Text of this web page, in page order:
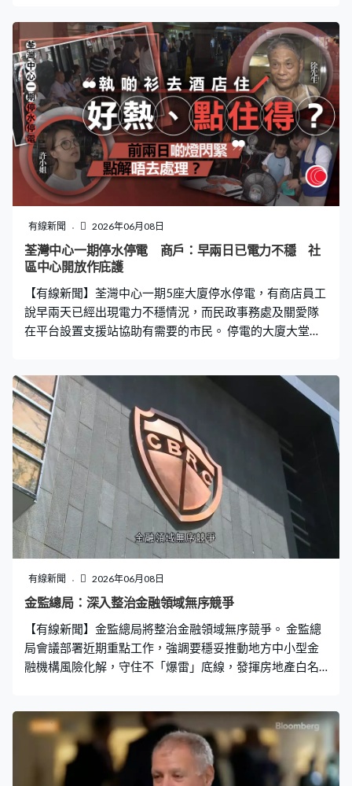
習近平夫婦獻花。中方一行其後在車隊護送下轉到金日成
廣場，出席盛大歡迎儀式。廣場正中懸掛著兩黨兩國最高
領導人巨幅肖像，廣場兩旁分別有「友誼萬古長青」、
「牢不可破的朝中友誼團結萬歲」中朝兩文大字橫幅。 習
近平與金正恩登上檢閱台後軍樂團奏起雙方國歌，又鳴放
21響禮炮。兩人再一同檢閱北韓三軍儀仗隊，有隊員高呼
「祝習近平同志身體健康」，在儀式後再轉到錦繡山迎賓
館會談。 習近平指願以這次訪問契機，加強對新時期中朝
關係的頂層設計和戰略指引，推動中朝關係與時俱進，更
好造福兩國和人民，為地區乃至世界和平穩定及發展繁榮
作出積極貢獻。習近平又提出「三個不變」，指無論國際
形勢如何變化，中國黨和政府高度重視中朝傳統友好的堅
定立場不會改變，對金正恩領導北韓社會主義事業的堅定
堅定決心不會改變。 另外又對發展中朝關係提出四
有線新聞 2026年06月08日
荃灣中心一期停水停電 商戶：早兩日已電力不穩 社
區中心開放作庇護
【有線新聞】荃灣中心一期5座大廈停水停電，有商店員工
說早兩天已經出現電力不穩情況，而民政事務處及關愛隊
在平台設置支援站協助有需要的市民。 停電的大廈大堂漆
開始停電，上海樓8樓住戶許先生：「打電話去管理處、控
制室也打不通，後來打通就說要搶修，要星期二下午才有
水電。今晚都要在這過，是熱一些、沒有冷氣。（記者：
也是會回單位？）對。」 有居民就選擇先去其他地方渡過
這一晚。天津樓8樓住戶徐先生：「回來收拾衣服，換洗的
衣服去酒店住。很熱、好像蒸汽浴，如何住一晚？」 商店
都要停業，並且將雪櫃移去附近沒受影響的商場。「跳掣
當下我們每個人、街坊都在吵，『有冇搞錯、突然停
電』、『已經早兩天燈在閃為何不處理』，所以現在才這
樣，電錶房都『燒咗』。」 大廈管理處發通告，一期總掣
房系統故障，要緊急更換零件，屋苑5座大廈及商場所有單
位和公共電力以及供水全部暫停。有長者住戶不適，需要
由救護車送院，而民政事務處及關愛隊亦在屋苑平台設置
支援站，提供充電設施、電風扇等給予居民使用。 有區議
員說約1,000戶住戶及80戶商戶，
有線新聞 2026年06月08日
金監總局：深入整治金融領域無序競爭
【有線新聞】金監總局將整治金融領域無序競爭。 金監總
局會議部署近期重點工作，強調要穩妥推動地方中小型金
融機構風險化解，守住不「爆雷」底線，發揮房地產白名
域無序競爭，引導產業從追求速度和規模轉向重品質與效
益，同時要嚴查金融風險背後的貪腐問題。